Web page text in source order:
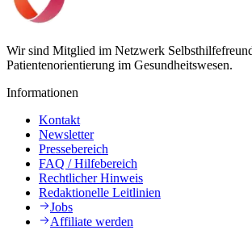
Wir sind Mitglied im Netzwerk
Patientenorientierung im Gesundheitswesen.
Informationen
Kontakt
Newsletter
Pressebereich
FAQ / Hilfebereich
Rechtlicher Hinweis
Redaktionelle Leitlinien
Jobs
Affiliate werden